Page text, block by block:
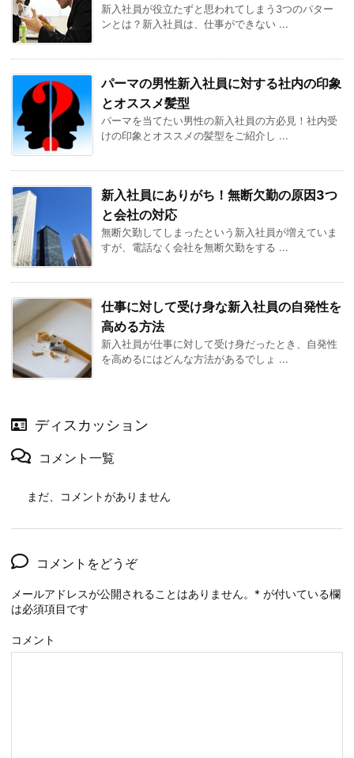
新入社員が役立たずと思われてしまう3つのパター
ンとは？新入社員は、仕事ができない ...
パーマの男性新入社員に対する社内の印象
とオススメ髪型
パーマを当てたい男性の新入社員の方必見！社内受
けの印象とオススメの髪型をご紹介し ...
新入社員にありがち！無断欠勤の原因3つ
と会社の対応
無断欠勤してしまったという新入社員が増えていま
すが、電話なく会社を無断欠勤をする ...
仕事に対して受け身な新入社員の自発性を
高める方法
新入社員が仕事に対して受け身だったとき、自発性
を高めるにはどんな方法があるでしょ ...
ディスカッション
コメント一覧
まだ、コメントがありません
コメントをどうぞ
メールアドレスが公開されることはありません。 * が付いている欄
は必須項目です
コメント